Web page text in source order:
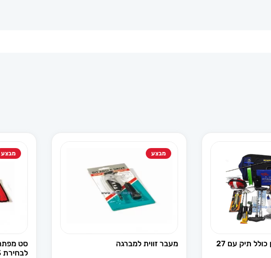
ארגז כלים למנעולן כולל תיק עם 27
מבצע
מעבר זווית למברגה
מבצע
לבחירת 3 סוגים